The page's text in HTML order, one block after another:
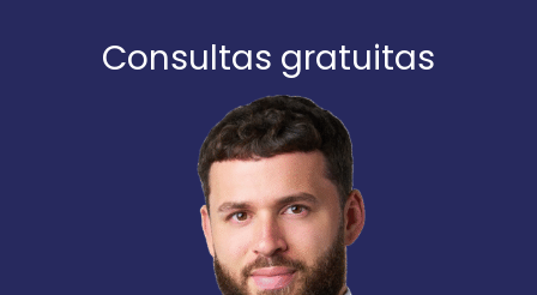
Consultas gratuitas